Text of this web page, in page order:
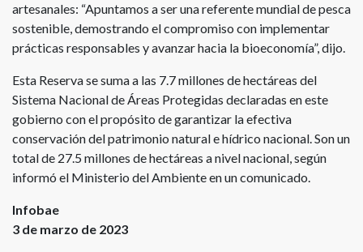
artesanales: “Apuntamos a ser una referente mundial de pesca
sostenible, demostrando el compromiso con implementar
prácticas responsables y avanzar hacia la bioeconomía”, dijo.
Esta Reserva se suma a las 7.7 millones de hectáreas del
Sistema Nacional de Áreas Protegidas declaradas en este
gobierno con el propósito de garantizar la efectiva
conservación del patrimonio natural e hídrico nacional. Son un
total de 27.5 millones de hectáreas a nivel nacional, según
informó el Ministerio del Ambiente en un comunicado.
Infobae
3 de marzo de 2023